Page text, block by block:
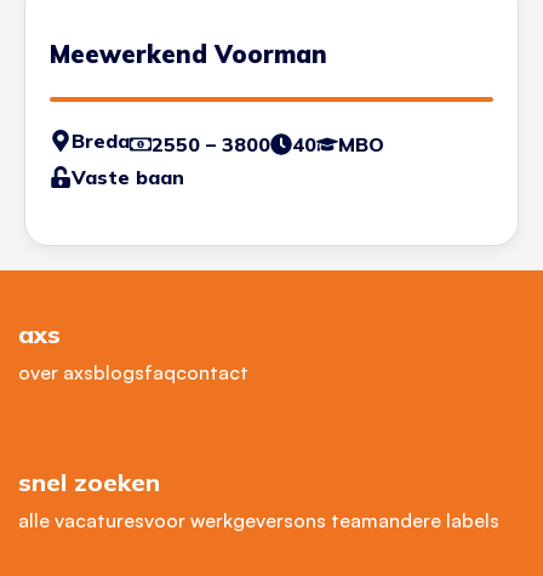
Meewerkend Voorman
Breda 2550 – 3800 40
MBO
Vaste baan
axs
over axsblogsfaqcontact
snel zoeken
alle vacaturesvoor werkgeversons teamandere labels